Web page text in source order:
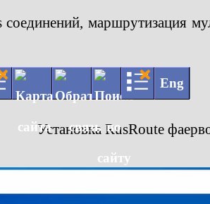
маршрутизация
Eng
Установка RusRoute